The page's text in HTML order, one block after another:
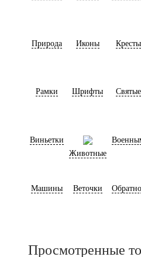
Природа Иконы Кресты
Рамки Шрифты Святые
Виньетки
Животные
Машины Веточки
Просмотренные